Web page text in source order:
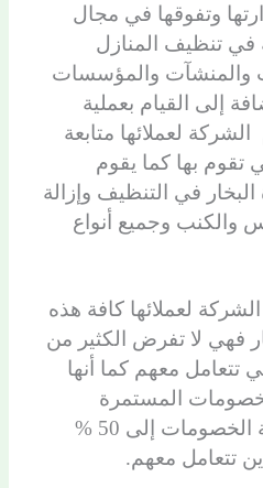
وتفوقها في مجال
تنظيف المنازل
والمنشآت والمؤسسات
إلى القيام بعملية
لعملائها متابعة
تقوم بها كما يقوم
في التنظيف وإزالة
والكنب وجميع أنواع
لعملائها كافة هذه
فهي لا تفرض الكثير من
تتعامل معهم كما أنها
المستمرة
لعملائها حيث تصل نسبة الخصومات إلى 50 %
تتعامل معهم.